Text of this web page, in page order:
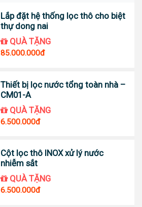
Lắp đặt hệ thống lọc thô cho biệt
thự dong nai
QUÀ TẶNG
85.000.000đ
Thiết bị lọc nước tổng toàn nhà –
CM01-A
QUÀ TẶNG
6.500.000đ
Cột lọc thô INOX xử lý nước
nhiễm sắt
QUÀ TẶNG
6.500.000đ